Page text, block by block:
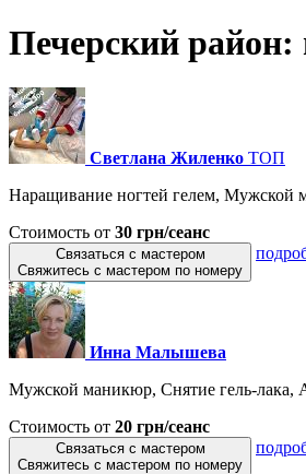
Печерский
Светлана Жиленко ТОП
Наращивание ногтей гелем, Мужской
Стоимость от 30 грн/сеанс
Связаться с мастером
Свяжитесь с мастером по номеру
Инна Малышева
Мужской маникюр, Снятие гель-
Стоимость от 20 грн/сеанс
Связаться с мастером
Свяжитесь с мастером по номеру